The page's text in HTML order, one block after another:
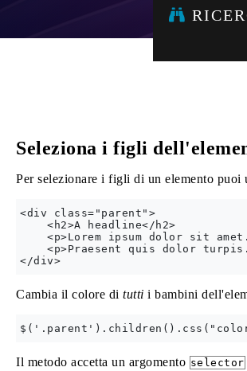
Seleziona i figli
Per selezionare i figli di un elemento puoi
<div class="parent">
    <h2>A headline</h2>
<p>Lorem ipsum dolor sit
<p>Praesent quis dolor
Cambia il colore di tutti i bambini
Il metodo accetta un argomento selector